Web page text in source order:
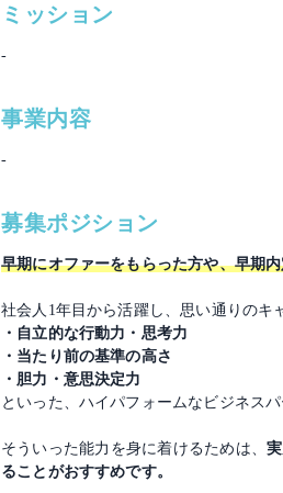
ミッション
-
事業内容
-
募集ポジション
早期にオファーをもらった方や、早期
社会人1年目から活躍し、思い通りのキ
・自立的な行動力・思考力
・当たり前の基準の高さ
・胆力・意思決定力
といった、ハイパフォームなビジネス
そういった能力を身に着けるためは、
ることがおすすめです。